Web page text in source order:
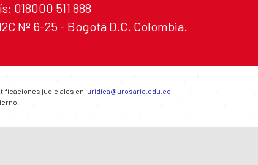
018000 511 888
Nº 6-25 - Bogotá D.C. Colombia.
judiciales en juridica@urosario.edu.co